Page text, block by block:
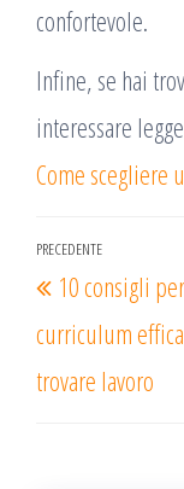
confortevole.
Infine, se hai
interessare
Come scegliere
Navigazione
articoli
Articolo
precedente
PRECEDENTE
10 consigli
curriculum
trovare lavoro